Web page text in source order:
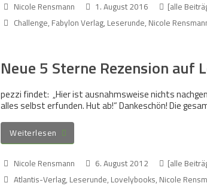
Nicole Rensmann 1. August 2016 [alle
Challenge, Fabylon Verlag, Leserunde, Nicole
Neue 5 Sterne Rezension auf
pezzi findet: „Hier ist ausnahmsweise nichts
alles selbst erfunden. Hut ab!“ Dankeschön! Die
Weiterlesen
Nicole Rensmann 6. August 2012 [alle
Atlantis-Verlag, Leserunde, Lovelybooks, Nicole